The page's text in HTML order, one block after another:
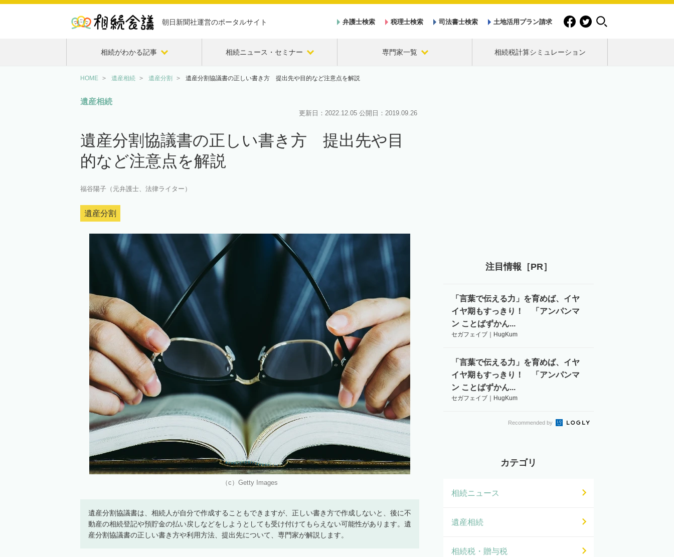
朝日新聞社運営のポータルサイト 弁護士検索 税理士検索 司法書士検索 土地活用プラン請求
相続がわかる記事 相続ニュース・セミナー 専門家一覧 相続税計算シミュレーション
HOME 遺産相続 遺産分割 遺産分割協議書の正しい書き方 提出先や目的など注意点を解説
遺産相続
更新日： 2022.12.05 公開日： 2019.09.26
遺産分割協議書の正しい書き方 提出先や目
的など注意点を解説
福谷陽子（元弁護士、法律ライター）
遺産分割
（c）Getty Images
遺産分割協議書は、相続人が自分で作成することもできますが、正しい書き方で作成しないと、後に不
動産の相続登記や預貯金の払い戻しなどをしようとしても受け付けてもらえない可能性があります。遺
産分割協議書の正しい書き方や利用方法、提出先について、専門家が解説します。
注目情報［PR］
「言葉で伝える力」を育めば、イヤ
イヤ期もすっきり！ 「アンパンマ
ン ことばずかん...
セガフェイブ｜HugKum
「言葉で伝える力」を育めば、イヤ
イヤ期もすっきり！ 「アンパンマ
ン ことばずかん...
セガフェイブ｜HugKum
Recommended by
カテゴリ
相続ニュース
遺産相続
相続税・贈与税